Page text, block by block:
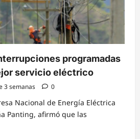
programadas
servicio eléctrico
3 semanas 0
Nacional de Energía Eléctrica
Panting, afirmó que las